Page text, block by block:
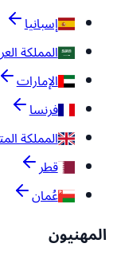
إسبانيا
المملكة
الإمارات
فرنسا
المملكة
قطر
عُمان
المهنيون